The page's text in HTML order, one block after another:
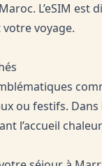
L’eSIM est
voyage.
ou festifs. Dans
l’accueil